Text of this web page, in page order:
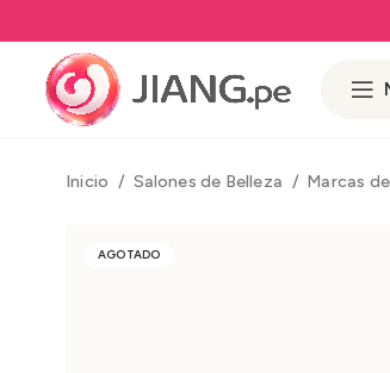
Inicio Salones de Belleza Marcas
AGOTADO